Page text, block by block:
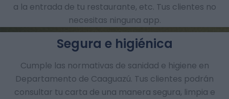
a la entrada de tu restaurante, etc. Tus clientes no
necesitas ninguna app.
Cumple las normativas de sanidad e higiene en
Departamento de Caaguazú. Tus clientes podrán
consultar tu carta de una manera segura, limpia e
Segura e higiénica